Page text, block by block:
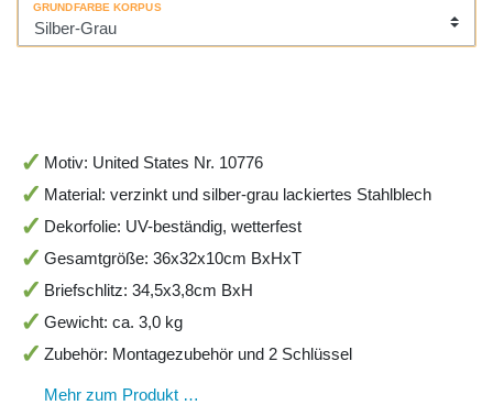
GRUNDFARBE KORPUS
Motiv: United States Nr. 10776
Material: verzinkt und silber-grau lackiertes Stahlblech
Dekorfolie: UV-beständig, wetterfest
Gesamtgröße: 36x32x10cm BxHxT
Briefschlitz: 34,5x3,8cm BxH
Gewicht: ca. 3,0 kg
Zubehör: Montagezubehör und 2 Schlüssel
Mehr zum Produkt …